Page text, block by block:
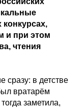
и при этом
чтения
сразу: в детстве
вратарём
заметила,